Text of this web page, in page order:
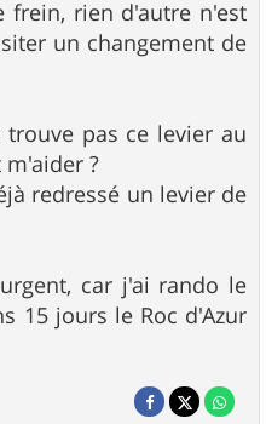
frein, rien d'autre n'est
un changement de
pas ce levier au
?
redressé un levier de
car j'ai rando le
15 jours le Roc d'Azur